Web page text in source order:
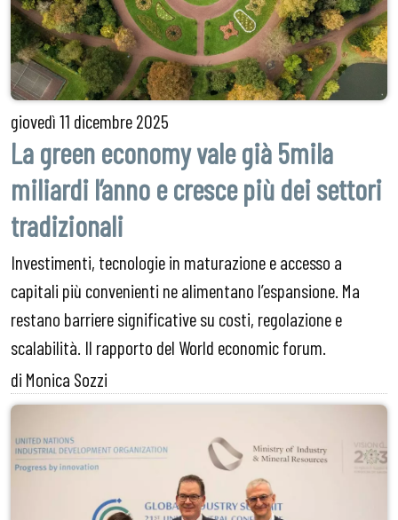
giovedì11 dicembre 2025
La green economy vale già 5mila
miliardi l’anno e cresce più dei settori
tradizionali
Investimenti, tecnologie in maturazione e accesso a
capitali più convenienti ne alimentano l’espansione. Ma
restano barriere significative su costi, regolazione e
scalabilità. Il rapporto del World economic forum.
di Monica Sozzi